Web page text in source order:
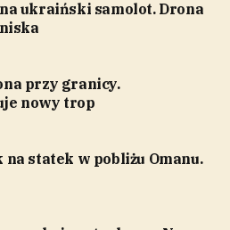
ukraiński samolot. Drona
przy granicy.
nowy trop
na statek w pobliżu Omanu.